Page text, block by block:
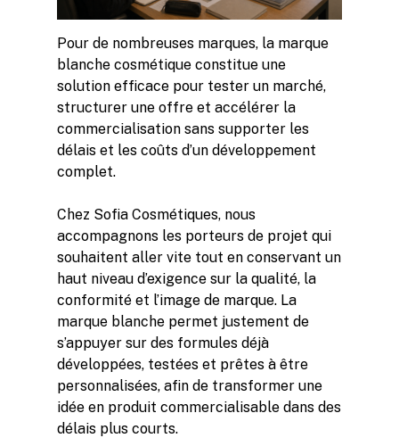
Pour de nombreuses marques, la marque
blanche cosmétique constitue une
solution efficace pour tester un marché,
structurer une offre et accélérer la
commercialisation sans supporter les
délais et les coûts d’un développement
complet.
Chez Sofia Cosmétiques, nous
accompagnons les porteurs de projet qui
souhaitent aller vite tout en conservant un
haut niveau d’exigence sur la qualité, la
conformité et l’image de marque. La
marque blanche permet justement de
s’appuyer sur des formules déjà
développées, testées et prêtes à être
personnalisées, afin de transformer une
idée en produit commercialisable dans des
délais plus courts.